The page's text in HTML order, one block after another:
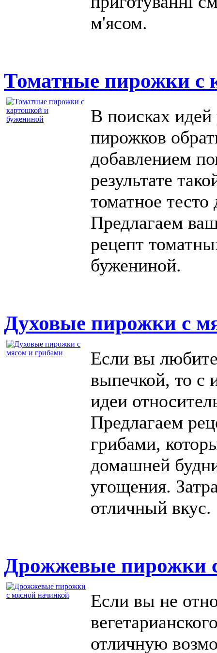
м'ясом.
Томатные пирожки с
В поисках идей
пирожков
добавлением
результате
томатное
Предлагаем
рецепт
бужениной.
Духовые пирожки с
Если вы
выпечкой, то с
идеи
Предлагаем
грибами,
домашней
угощения.
отличный вкус.
Дрожжевые пирожки
Если вы не
отличную